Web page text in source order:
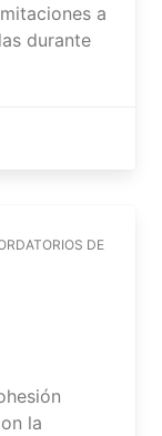
a
durante
DE
la